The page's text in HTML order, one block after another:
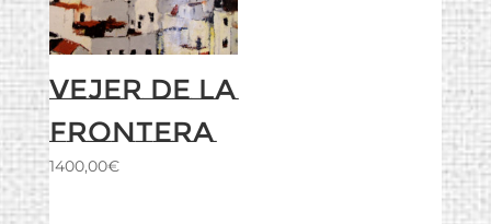
Vejer de la
Frontera
1400,00€